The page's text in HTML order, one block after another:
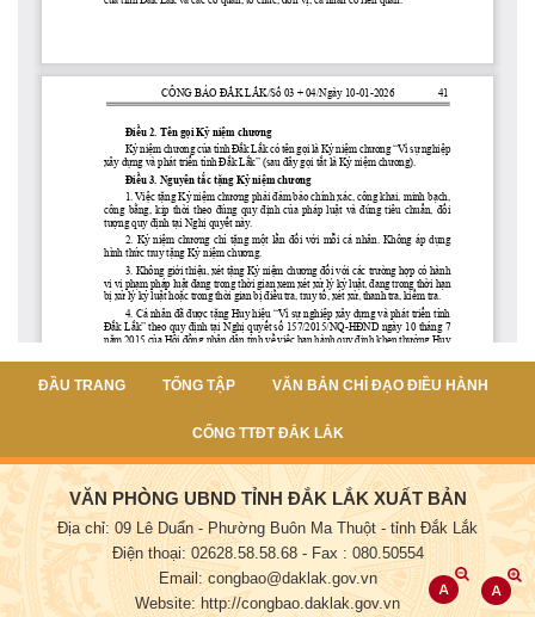
ĐẦU TRANG TỔNG TẬP VĂN BẢN CHỈ ĐẠO ĐIỀU HÀNH
CỔNG TTĐT ĐẮK LẮK
VĂN PHÒNG UBND TỈNH ĐẮK LẮK XUẤT BẢN
Địa chỉ: 09 Lê Duẩn - Phường Buôn Ma Thuột - tỉnh Đắk Lắk
Điện thoại: 02628.58.58.68- Fax : 080.50554
Email: congbao@daklak.gov.vn
Website: http://congbao.daklak.gov.vn